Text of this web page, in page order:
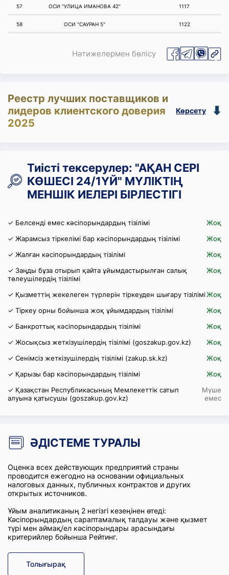
57 ОСИ "УЛИЦА ИМАНОВА 42" 1117
58 ОСИ "САУРАН 5" 1122
Нәтижелермен бөлісу
Реестр лучших поставщиков и
лидеров клиентского доверия
2025
Көрсету
Тиісті тексерулер: "АҚАН СЕРІ
КӨШЕСІ 24/1ҮЙ" МҮЛІКТІҢ
МЕНШІК ИЕЛЕРІ БІРЛЕСТІГІ
✓ Белсенді емес кәсіпорындардың тізілімі
Жоқ
✓ Жарамсыз тіркелімі бар кәсіпорындардың тізілімі
Жоқ
✓ Жалған кәсіпорындардың тізілімі
Жоқ
✓ Заңды бұза отырып қайта ұйымдастырылған салық
төлеушілердің тізілімі
Жоқ
✓ Қызметтің жекелеген түрлерін тіркеуден шығару тізіліміЖоқ
✓ Тіркеу орны бойынша жоқ ұйымдардың тізілімі
Жоқ
✓ Банкроттық кәсіпорындардың тізілімі
Жоқ
✓ Жосықсыз жеткізушілердің тізілімі (goszakup.gov.kz)
Жоқ
✓ Сенімсіз жеткізушілердің тізілімі (zakup.sk.kz)
Жоқ
✓ Қарызы бар кәсіпорындардың тізілімі
Жоқ
✓ Қазақстан Республикасының Мемлекеттік сатып
алуына қатысушы (goszakup.gov.kz)
Мүше
емес
ӘДІСТЕМЕ ТУРАЛЫ
Оценка всех действующих предприятий страны
проводится ежегодно на основании официальных
налоговых данных, публичных контрактов и других
открытых источников.
Ұйым аналитиканың 2 негізгі кезеңінен өтеді:
Кәсіпорындардың сараптамалық талдауы және қызмет
түрі мен аймақ/ел кәсіпорындары арасындағы
критерийлер бойынша Рейтинг.
Толығырақ